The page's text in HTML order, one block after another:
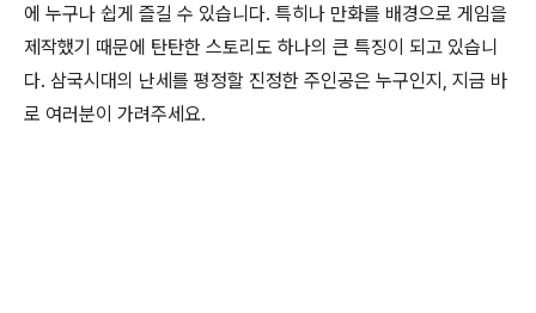
에 누구나 쉽게 즐길 수 있습니다. 특히나 만화를 배경으로 게임을
제작했기 때문에 탄탄한 스토리도 하나의 큰 특징이 되고 있습니
다. 삼국시대의 난세를 평정할 진정한 주인공은 누구인지, 지금 바
로 여러분이 가려주세요.